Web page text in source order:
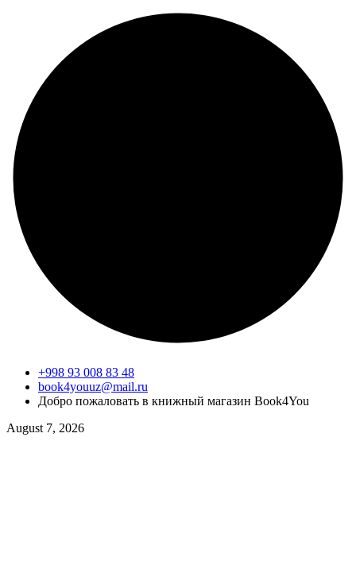
+998 93 008 83 48
book4youuz@mail.ru
Добро пожаловать в книжный магазин Book4You
August 7, 2026